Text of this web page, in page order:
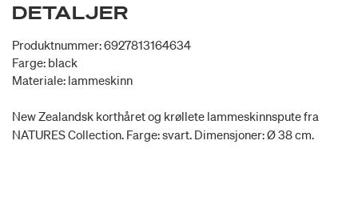
DETALJER
Produktnummer: 6927813164634
Farge: black
Materiale: lammeskinn
New Zealandsk korthåret og krøllete lammeskinnspute fra
NATURES Collection. Farge: svart. Dimensjoner: Ø 38 cm.